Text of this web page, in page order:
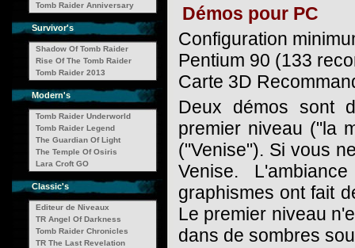
Tomb Raider Anniversary
Survivor's
Shadow Of Tomb Raider
Rise Of The Tomb Raider
Tomb Raider 2013
Modern's
Tomb Raider Underworld
Tomb Raider Legend
The Guardian Of Light
The Temple Of Osiris
Lara Croft GO
Classic's
Editeur de Niveaux
TR Angel Of Darkness
Tomb Raider Chronicles
TR The Last Revelation
Démos pour PC
Configuration
Pentium 90 (133
Carte 3D
Deux démos sont
premier niveau ("la
("Venise"). Si vous
Venise.
graphismes ont fait
Le premier niveau
dans de sombres